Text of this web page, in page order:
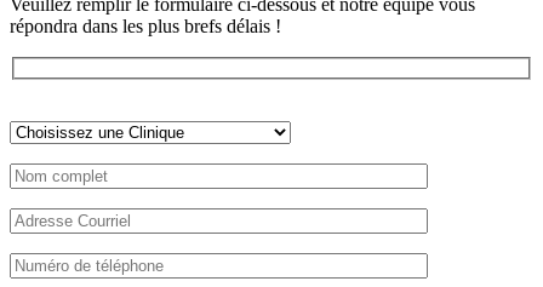
répondra dans les plus brefs délais !
laisser
champ